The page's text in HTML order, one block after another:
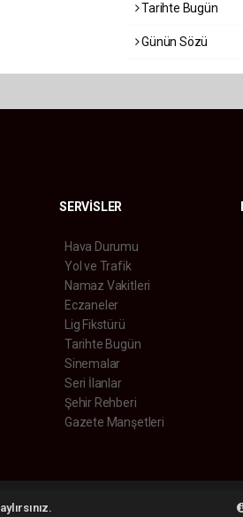
Tarihte Bugün
Günün Sözü
SERVİSLER
Hava Durumu
Yol ve Trafik
Namaz Vakitleri
Eczaneler
Lig Fikstürü
Tarihte Bugün
Sinemalar
Seri İlanlar
Şehir Rehberi
Gazete Manşetleri
haber script